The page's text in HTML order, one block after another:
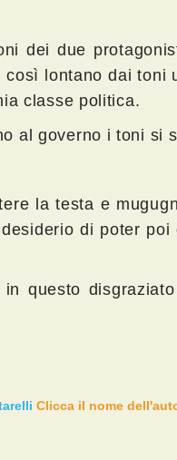
dei due
lontano dai toni
classe politica.
al governo i toni si
la testa e
di poter poi
questo
Clicca il nome